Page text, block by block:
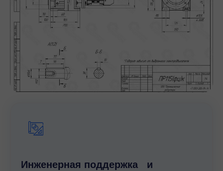
Инженерная поддержка и